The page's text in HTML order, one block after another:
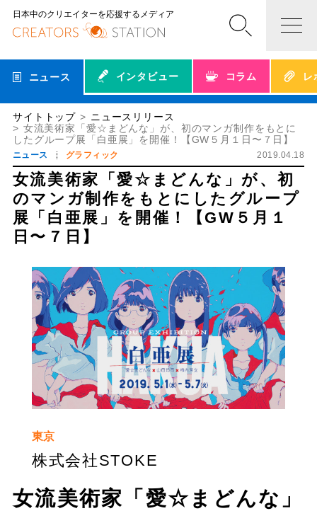
日本中のクリエイターを応援するメディア
ニュース インタビュー コラム レ
サイトトップ
ニュースリリース
女流美術家「愛☆まどんな」が、初のマンガ制作をもとに
したグループ展「白亜展」を開催！【GW５月１日〜７日】
ニュース グラフィック 2019.04.18
女流美術家「愛☆まどんな」が、初
のマンガ制作をもとにしたグループ
展「白亜展」を開催！【GW５月１
日〜７日】
東京
株式会社STOKE
女流美術家「愛☆まどんな」